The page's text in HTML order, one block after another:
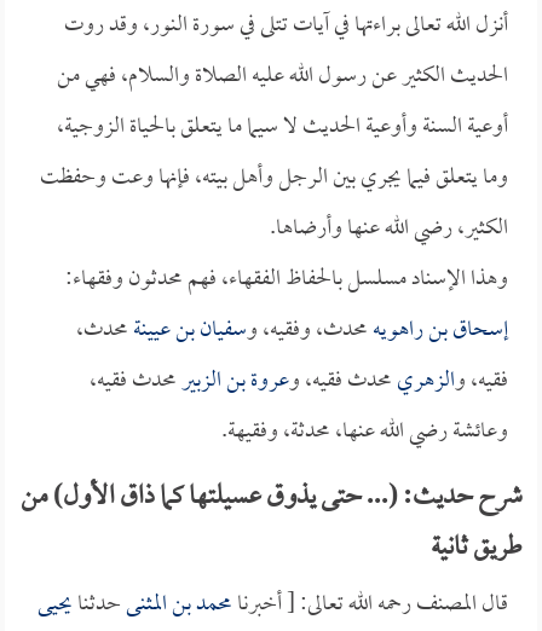
أنزل الله تعالى براءتها في آيات تتلى في سورة النور، وقد روت
الحديث الكثير عن رسول الله عليه الصلاة والسلام، فهي من
أوعية السنة وأوعية الحديث لا سيما ما يتعلق بالحياة الزوجية،
وما يتعلق فيما يجري بين الرجل وأهل بيته، فإنها وعت وحفظت
الكثير، رضي الله عنها وأرضاها.
وهذا الإسناد مسلسل بالحفاظ الفقهاء، فهم محدثون وفقهاء:
إسحاق بن راهويهمحدث، وفقيه، وسفيان بن عيينةمحدث،
فقيه، والزهريمحدث فقيه، وعروة بن الزبيرمحدث فقيه،
وعائشة رضي الله عنها، محدثة، وفقيهة.
شرح حديث: (... حتى يذوق عسيلتها كما ذاق الأول) من
طريق ثانية
قال المصنف رحمه الله تعالى: [ أخبرنامحمد بن المثنىحدثنايحيى